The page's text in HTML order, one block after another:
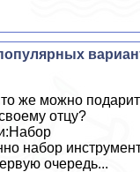
же можно
отцу?
набор
очередь...